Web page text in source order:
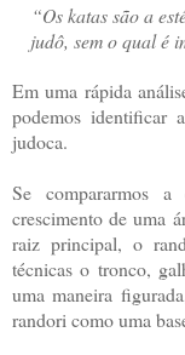
“Os katas são a
judô, sem o qual é
Em uma rápida
podemos identificar
judoca.
Se compararmos
crescimento de uma
raiz principal, o
técnicas o tronco,
uma maneira
randori como uma